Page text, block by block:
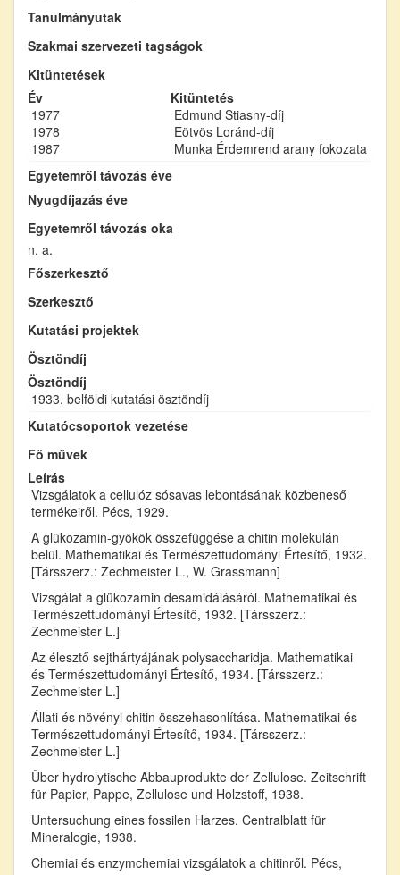
Tanulmányutak
Szakmai szervezeti tagságok
Kitüntetések
Év
Kitüntetés
1977
Edmund Stiasny-díj
1978
Eötvös Loránd-díj
1987
Munka Érdemrend arany fokozata
Egyetemről távozás éve
Nyugdíjazás éve
Egyetemről távozás oka
n. a.
Főszerkesztő
Szerkesztő
Kutatási projektek
Ösztöndíj
Ösztöndíj
1933. belföldi kutatási ösztöndíj
Kutatócsoportok vezetése
Fő művek
Leírás
Vizsgálatok a cellulóz sósavas lebontásának közbeneső
termékeiről. Pécs, 1929.
A glükozamin-gyökök összefüggése a chitin molekulán
belül. Mathematikai és Természettudományi Értesítő, 1932.
[Társszerz.: Zechmeister L., W. Grassmann]
Vizsgálat a glükozamin desamidálásáról. Mathematikai és
Természettudományi Értesítő, 1932. [Társszerz.:
Zechmeister L.]
Az élesztő sejthártyájának polysaccharidja. Mathematikai
és Természettudományi Értesítő, 1934. [Társszerz.:
Zechmeister L.]
Állati és növényi chitin összehasonlítása. Mathematikai és
Természettudományi Értesítő, 1934. [Társszerz.:
Zechmeister L.]
Über hydrolytische Abbauprodukte der Zellulose. Zeitschrift
für Papier, Pappe, Zellulose und Holzstoff, 1938.
Untersuchung eines fossilen Harzes. Centralblatt für
Mineralogie, 1938.
Chemiai és enzymchemiai vizsgálatok a chitinről. Pécs,